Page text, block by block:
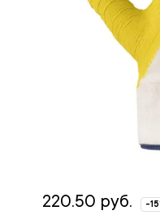
220.50 руб. -